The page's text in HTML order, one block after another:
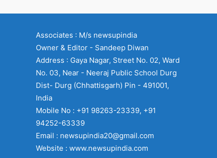
Associates : M/s newsupindia
Owner & Editor - Sandeep Diwan
Address : Gaya Nagar, Street No. 02, Ward
No. 03, Near - Neeraj Public School Durg
Dist- Durg (Chhattisgarh) Pin - 491001,
India
Mobile No : +91 98263-23339, +91
94252-63339
Email : newsupindia20@gmail.com
Website : www.newsupindia.com